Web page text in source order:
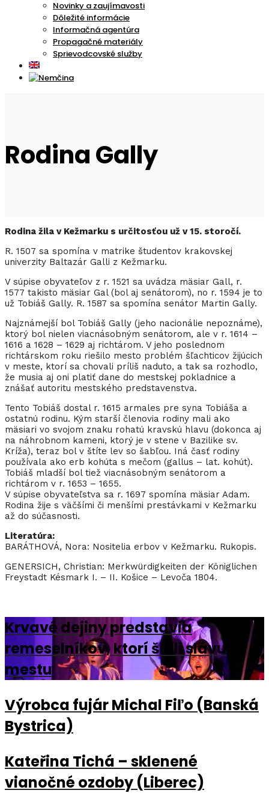
Novinky a zaujímavosti
Dôležité informácie
Informačná agentúra
Propagačné materiály
Sprievodcovské služby
Rodina Gally
Rodina žila v Kežmarku s určitosťou už v 15. storočí.
R. 1507 sa spomína v matrike študentov krakovskej
univerzity Baltazár Galli z Kežmarku.
V súpise obyvateľov z r. 1521 sa uvádza mäsiar Gall, r.
1577 takisto mäsiar Gal (bol aj senátorom), no r. 1594 je to
už Tobiáš Gally. R. 1587 sa spomína senátor Martin Gally.
Najznámejší bol Tobiáš Gally (jeho nacionálie nepoznáme),
ktorý bol nielen viacnásobným senátorom, ale v r. 1614 –
1616 a 1628 – 1629 aj richtárom. V jeho poslednom
richtárskom roku riešilo mesto problém šľachticov žijúcich
v meste, ktorí sa chovali príliš naduto, a tak sa rozhodlo,
že musia aj oni platiť dane do mestskej pokladnice a
znášať autoritu mestského predstavenstva.
Tento Tobiáš dostal r. 1615 armales pre syna Tobiáša a
ostatnú rodinu. Kým starší členovia rodiny mali ako
mäsiari vo svojom znaku rohatú kravskú hlavu (dokonca aj
na náhrobnom kameni, ktorý je v stene v Bazilike sv.
Kríža), teraz bol v štíte lev so šabľou. Iná časť rodiny
používala ako erb kohúta s mečom (gallus – lat. kohút).
Tobiáš mladší bol tiež viacnásobným senátorom a
richtárom v r. 1653 – 1655.
V súpise obyvateľstva sa r. 1697 spomína mäsiar Adam.
Rodina žije s väčšími či menšími prestávkami v Kežmarku
až do súčasnosti.
Literatúra:
BARÁTHOVÁ, Nora: Nositelia erbov v Kežmarku. Rukopis.
GENERSICH, Christian: Merkwürdigkeiten der Königlichen
Freystadt Késmark I. – II. Košice – Levoča 1804.
Krvavé dejiny predstavia
remeselníkov, ktorí šírili slávu
mestu
Výrobca fujár Michal Fiľo (Banská
Bystrica)
Kateřina Tichá – sklenené
vianočné ozdoby (Liberec)